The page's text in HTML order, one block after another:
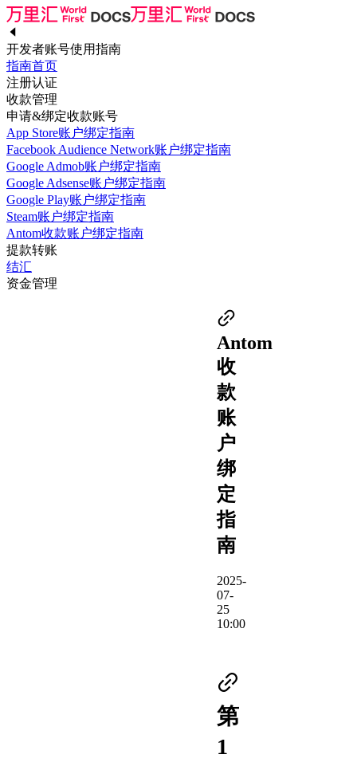
开发者账号使用指南
指南首页
注册认证
收款管理
申请&绑定收款账号
App Store账户绑定指南
Facebook Audience Network账户绑定指南
Google Admob账户绑定指南
Google Adsense账户绑定指南
Google Play账户绑定指南
Steam账户绑定指南
Antom收款账户绑定指南
提款转账
结汇
资金管理
Antom
收
款
账
户
绑
定
指
南
2025-
07-
25
10:00
第
1